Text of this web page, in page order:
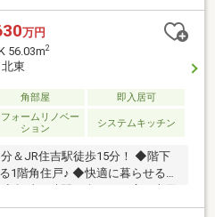
万円
56.03m2
東
角部屋 即入居可
フォームリノベー
ション
システムキッチン
＆JR住吉駅徒歩15分！ ◆階下
1階角住戸♪ ◆快適に暮らせるリ
学校まで徒歩7分です！